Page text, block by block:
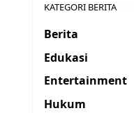
KATEGORI BERITA
Berita
Edukasi
Entertainment
Hukum